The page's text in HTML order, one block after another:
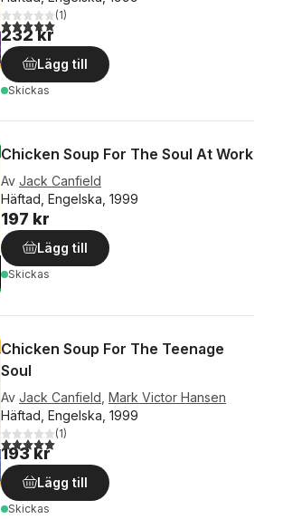
5,0utav 5 stjärnor. Totalt antal röster:
(1)
232 kr
Lägg till
Skickas
Chicken Soup For The Soul At Work
Av Jack Canfield
Häftad, Engelska, 1999
197 kr
Lägg till
Skickas
Chicken Soup For The Teenage
Soul
Av Jack Canfield Mark Victor Hansen
Häftad, Engelska, 1999
5,0utav 5 stjärnor. Totalt antal röster:
(1)
193 kr
Lägg till
Skickas